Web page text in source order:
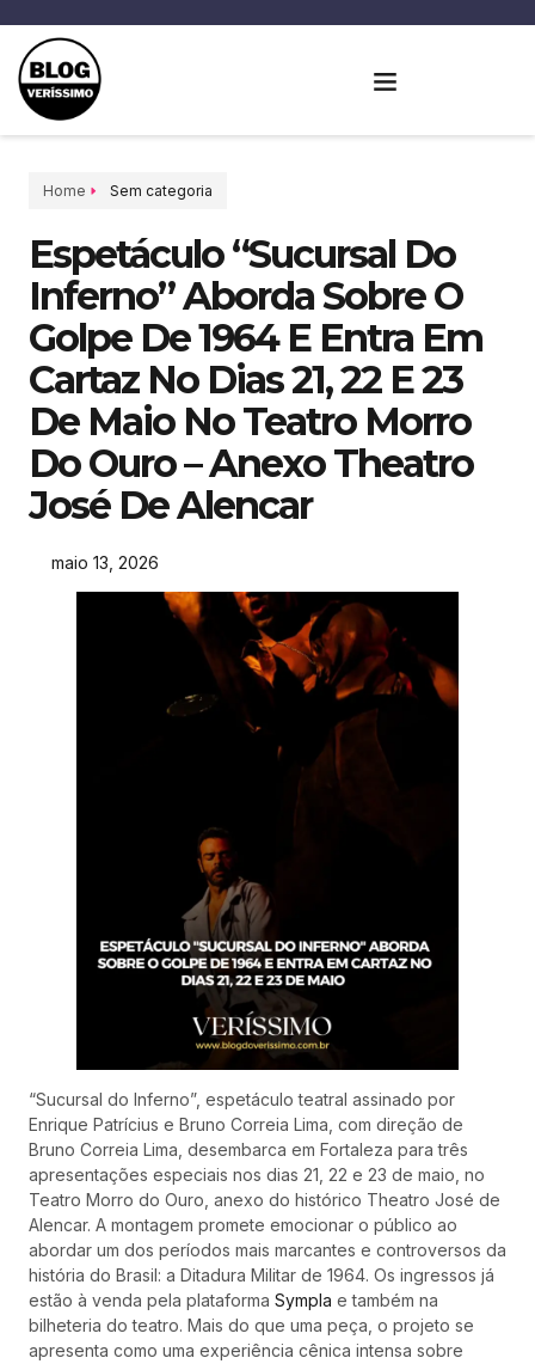
Home Sem categoria
Espetáculo “Sucursal Do
Inferno” Aborda Sobre O
Golpe De 1964 E Entra Em
Cartaz No Dias 21, 22 E 23
De Maio No Teatro Morro
Do Ouro – Anexo Theatro
José De Alencar
maio 13, 2026
“Sucursal do Inferno”, espetáculo teatral assinado por
Enrique Patrícius e Bruno Correia Lima, com direção de
Bruno Correia Lima, desembarca em Fortaleza para três
apresentações especiais nos dias 21, 22 e 23 de maio, no
Teatro Morro do Ouro, anexo do histórico Theatro José de
Alencar. A montagem promete emocionar o público ao
abordar um dos períodos mais marcantes e controversos da
história do Brasil: a Ditadura Militar de 1964. Os ingressos já
estão à venda pela plataforma Sympla e também na
bilheteria do teatro. Mais do que uma peça, o projeto se
apresenta como uma experiência cênica intensa sobre